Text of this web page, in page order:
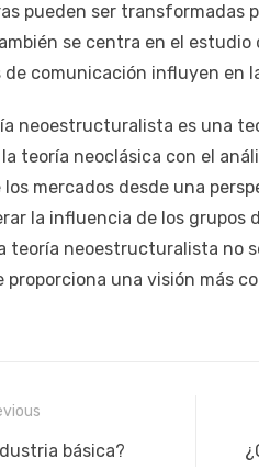
pueden ser transformadas
se centra en el estudio
comunicación influyen en
neoestructuralista es una
teoría neoclásica con el
mercados desde una
la influencia de los grupos
teoría neoestructuralista no
una visión más
básica?